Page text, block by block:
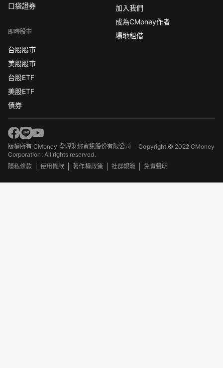
口袋證券
即時股市
台股股市
美股股市
台股ETF
美股ETF
債券
加入我們
成為CMoney作者
場地租借
版權所有 CMoney 全曜財經資訊股份有限公司Copyright © 2022 CMoney
Corporation. All rights reserved.
隱私條款
使用條款 著作權政策 社群規範 免責聲明